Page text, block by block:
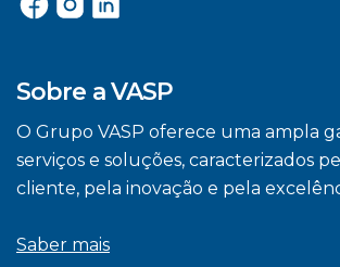
Sobre a VASP
O Grupo VASP oferece uma ampla
serviços e soluções, caracterizados
cliente, pela inovação e pela
Saber mais